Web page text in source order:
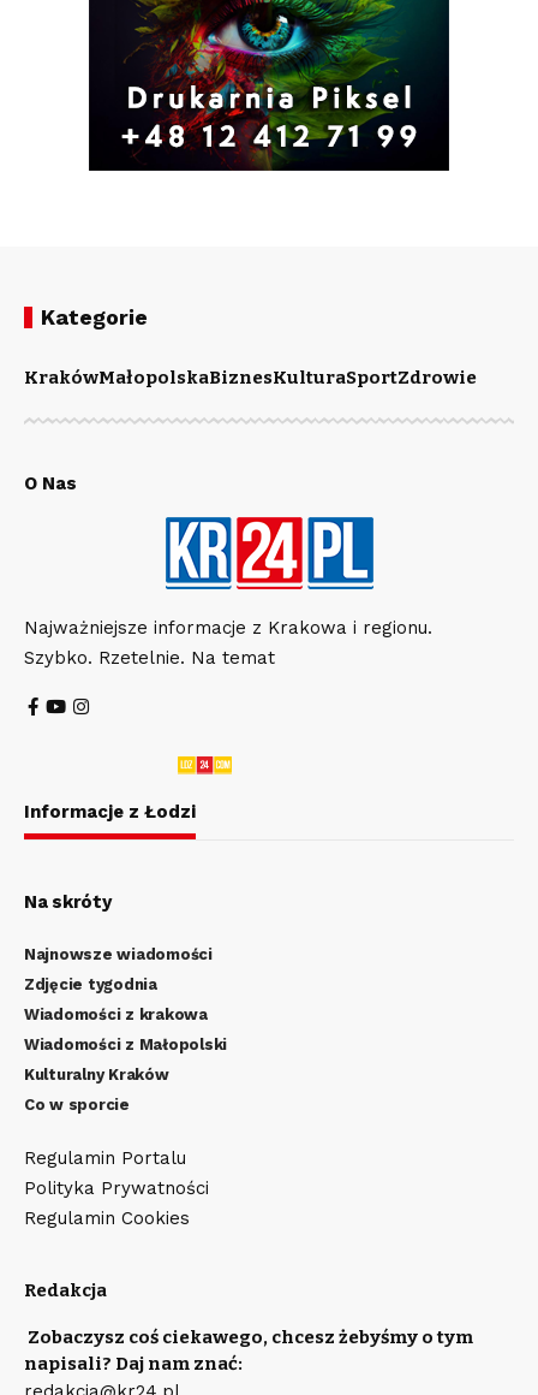
Kategorie
KrakówMałopolskaBiznesKulturaSportZdrowie
O Nas
Najważniejsze informacje z Krakowa i regionu.
Szybko. Rzetelnie. Na temat
Informacje z Łodzi
Na skróty
Najnowsze wiadomości
Zdjęcie tygodnia
Wiadomości z krakowa
Wiadomości z Małopolski
Kulturalny Kraków
Co w sporcie
Regulamin Portalu
Polityka Prywatności
Regulamin Cookies
Redakcja
Zobaczysz coś ciekawego, chcesz żebyśmy o tym
napisali? Daj nam znać: